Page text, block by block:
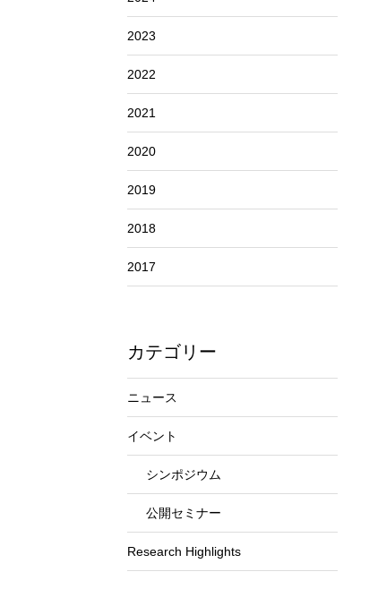
2023
2022
2021
2020
2019
2018
2017
カテゴリー
ニュース
イベント
シンポジウム
公開セミナー
Research Highlights